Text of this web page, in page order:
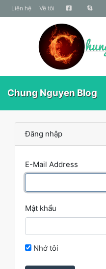
liên hệ Về tôi
Chung Nguyen Blog
Đăng nhập
E-Mail Address
Mật khẩu
Nhớ tôi